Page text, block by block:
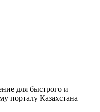
для быстрого и
порталу Казахстана